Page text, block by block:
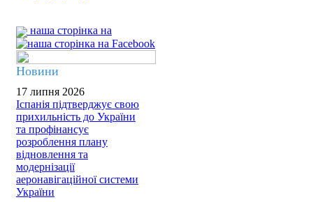
наша сторінка на
Новини
17 липня 2026
Іспанія підтверджує свою
прихильність до України
та профінансує
розроблення плану
відновлення та
модернізації
аеронавігаційної системи
України